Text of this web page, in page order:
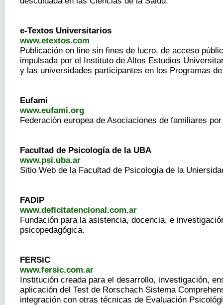
e-Textos Universitarios
www.etextos.com
Publicación on line sin fines de lucro, de acceso
impulsada por el Instituto de Altos Estudios
y las universidades participantes en los Programas
Eufami
www.eufami.org
Federación europea de Asociaciones de familiares
Facultad de Psicología de la UBA
www.psi.uba.ar
Sitio Web de la Facultad de Psicología de la
FADIP
www.deficitatencional.com.ar
Fundación para la asistencia, docencia, e
psicopedagógica.
FERSiC
www.fersic.com.ar
Institución creada para el desarrollo, investigación,
aplicación del Test de Rorschach Sistema
integración con otras técnicas de Evaluación